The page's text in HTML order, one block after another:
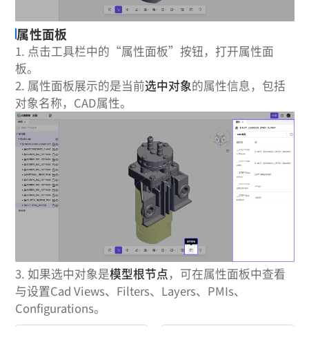
属性面板
1. 点击工具栏中的“属性面板”按钮，打开属性面
板。
2. 属性面板展示的是当前选中对象的属性信息，包括
对象名称，CAD属性。
3. 如果选中对象是模型根节点，可在属性面板中查看
与设置Cad Views、Filters、Layers、PMIs、
Configurations。